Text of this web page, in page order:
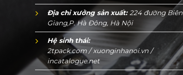
Địa chỉ xưởng sản xuất:224 đường Biên
Giang,P. Hà Đông, Hà Nội
Hệ sinh thái:
2tpack.com /xuonginhanoi.vn /
incatalogue.net